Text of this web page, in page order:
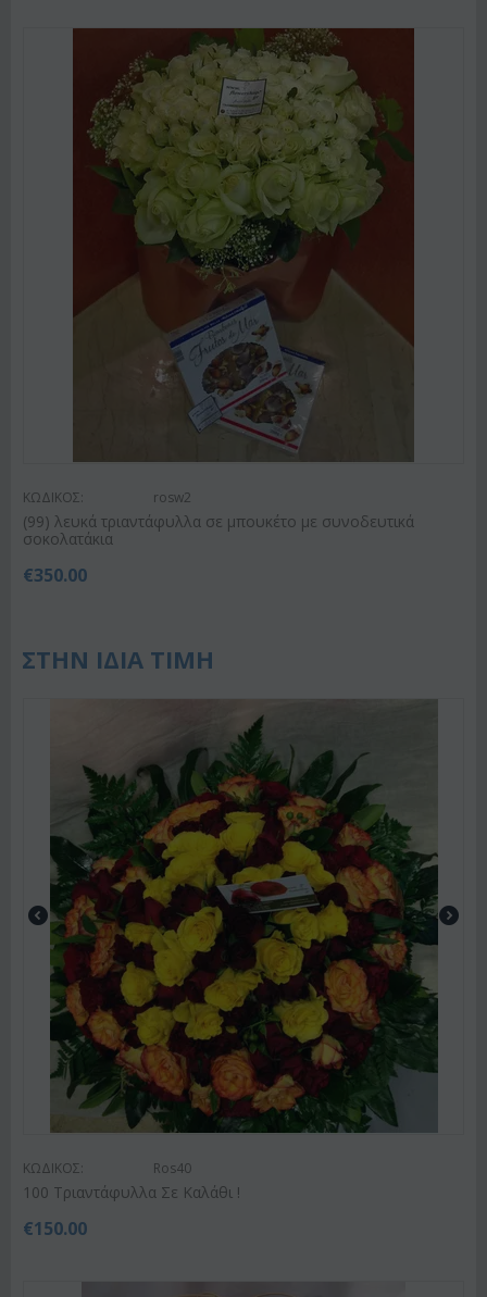
ΚΩΔΙΚΟΣ: rosw2
(99) λευκά τριαντάφυλλα σε μπουκέτο με συνοδευτικά
σοκολατάκια
€350.00
ΣΤΗΝ ΙΔΙΑ ΤΙΜΗ
ΚΩΔΙΚΟΣ: Ros40
100 Τριαντάφυλλα Σε Καλάθι !
€150.00